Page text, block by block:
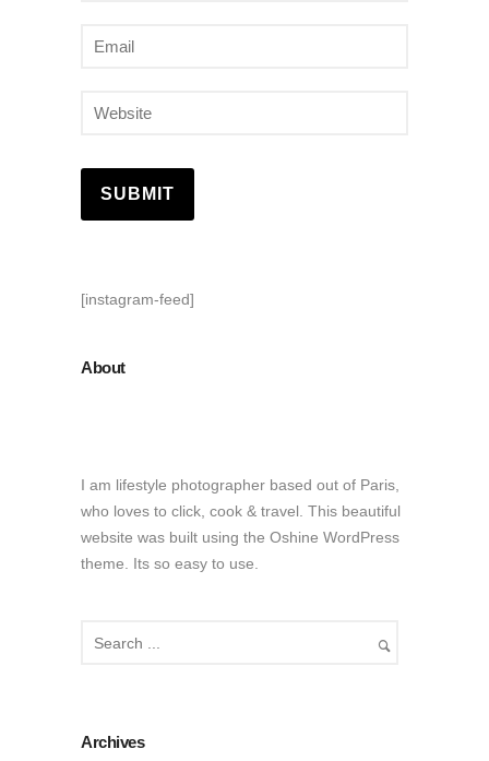
[instagram-feed]
About
I am lifestyle photographer based out of Paris,
who loves to click, cook & travel. This beautiful
website was built using the Oshine WordPress
theme. Its so easy to use.
Archives